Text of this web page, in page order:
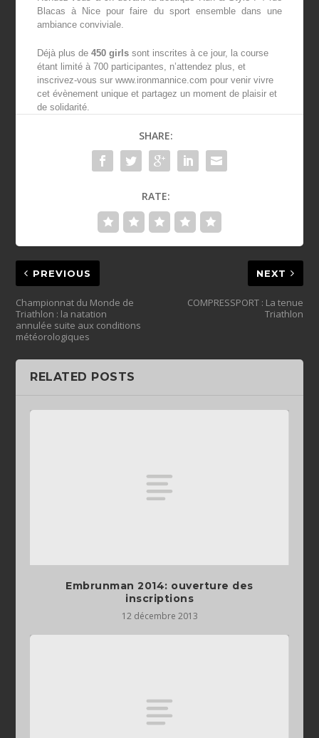
Blacas à Nice pour faire du sport ensemble dans une
ambiance conviviale.
Déjà plus de450 girls sont inscrites à ce jour, la course
étant limité à 700 participantes, n’attendez plus, et
inscrivez-vous sur www.ironmannice.com pour venir vivre
cet évènement unique et partagez un moment de plaisir et
de solidarité.
SHARE:
RATE:
PREVIOUS
Championnat du Monde de
Triathlon : la natation
annulée suite aux conditions
météorologiques
NEXT
COMPRESSPORT : La tenue
Triathlon
RELATED POSTS
Embrunman 2014: ouverture des
inscriptions
12 décembre 2013